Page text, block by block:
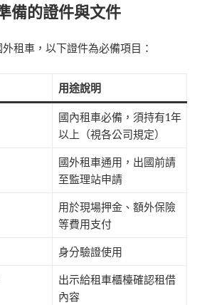
備的證件與文件
租車，以下證件為必備項目：
用途說明
國內租車必備，須持有1年
以上（視各公司規定）
國外租車通用，出國前請
至監理站申請
用於現場押金、額外保險
等費用支付
身分驗證使用
出示給租車櫃檯確認租借
內容